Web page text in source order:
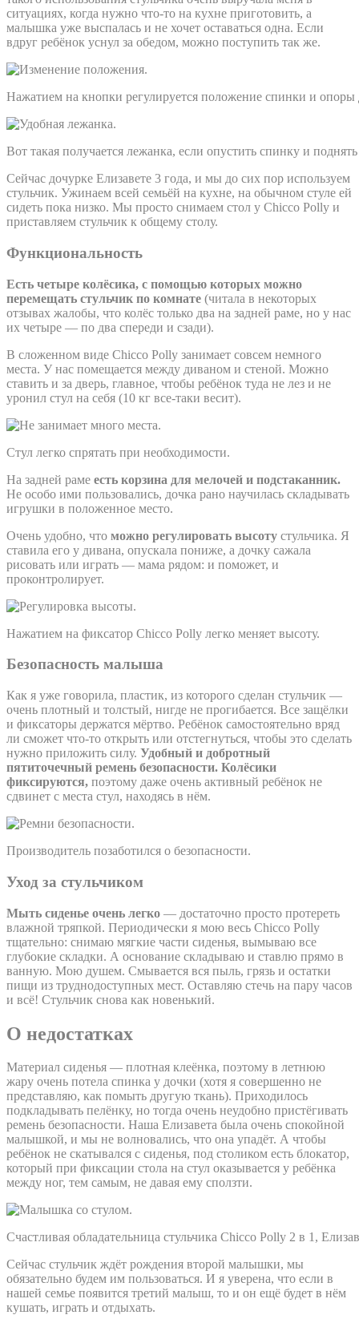
ситуациях, когда нужно что-то на кухне приготовить, а
малышка уже выспалась и не хочет оставаться одна. Если
вдруг ребёнок уснул за обедом, можно поступить так же.
Нажатием на кнопки регулируется положение спинки и опоры
Вот такая получается лежанка, если опустить спинку и
Сейчас дочурке Елизавете 3 года, и мы до сих пор используем
стульчик. Ужинаем всей семьёй на кухне, на обычном стуле ей
сидеть пока низко. Мы просто снимаем стол у Chicco Polly и
приставляем стульчик к общему столу.
Функциональность
Есть четыре колёсика, с помощью которых можно
перемещать стульчик по комнате (читала в некоторых
отзывах жалобы, что колёс только два на задней раме, но у нас
их четыре — по два спереди и сзади).
В сложенном виде Chicco Polly занимает совсем немного
места. У нас помещается между диваном и стеной. Можно
ставить и за дверь, главное, чтобы ребёнок туда не лез и не
уронил стул на себя (10 кг все-таки весит).
Стул легко спрятать при необходимости.
На задней раме есть корзина для мелочей и подстаканник.
Не особо ими пользовались, дочка рано научилась складывать
игрушки в положенное место.
Очень удобно, что можно регулировать высоту стульчика. Я
ставила его у дивана, опускала пониже, а дочку сажала
рисовать или играть — мама рядом: и поможет, и
проконтролирует.
Нажатием на фиксатор Chicco Polly легко меняет высоту.
Безопасность малыша
Как я уже говорила, пластик, из которого сделан стульчик —
очень плотный и толстый, нигде не прогибается. Все защёлки
и фиксаторы держатся мёртво. Ребёнок самостоятельно вряд
ли сможет что-то открыть или отстегнуться, чтобы это сделать
нужно приложить силу. Удобный и добротный
пятиточечный ремень безопасности. Колёсики
фиксируются, поэтому даже очень активный ребёнок не
сдвинет с места стул, находясь в нём.
Производитель позаботился о безопасности.
Уход за стульчиком
Мыть сиденье очень легко — достаточно просто протереть
влажной тряпкой. Периодически я мою весь Chicco Polly
тщательно: снимаю мягкие части сиденья, вымываю все
глубокие складки. А основание складываю и ставлю прямо в
ванную. Мою душем. Смывается вся пыль, грязь и остатки
пищи из труднодоступных мест. Оставляю стечь на пару часов
и всё! Стульчик снова как новенький.
О недостатках
Материал сиденья — плотная клеёнка, поэтому в летнюю
жару очень потела спинка у дочки (хотя я совершенно не
представляю, как помыть другую ткань). Приходилось
подкладывать пелёнку, но тогда очень неудобно пристёгивать
ремень безопасности. Наша Елизавета была очень спокойной
малышкой, и мы не волновались, что она упадёт. А чтобы
ребёнок не скатывался с сиденья, под столиком есть блокатор,
который при фиксации стола на стул оказывается у ребёнка
между ног, тем самым, не давая ему сползти.
Счастливая обладательница стульчика Chicco Polly 2 в 1,
Сейчас стульчик ждёт рождения второй малышки, мы
обязательно будем им пользоваться. И я уверена, что если в
нашей семье появится третий малыш, то и он ещё будет в нём
кушать, играть и отдыхать.